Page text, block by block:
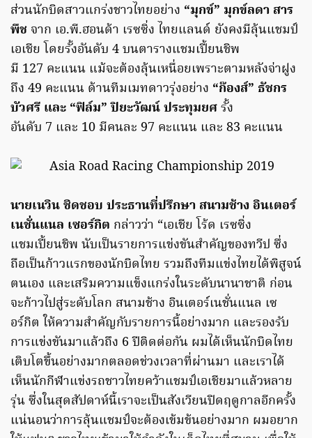
ส่วนนักบิดสาวแกร่งชาวไทยอย่าง “มุกข์” มุกข์ลดา สาร
พืช จาก เอ.พี.ฮอนด้า เรซซิ่ง ไทยแลนด์ ยังคงมีลุ้นแชมป์
เอเชีย โดยรั้งอันดับ 4 บนตารางแชมเปี้ยนชิพ
มี 127 คะแนน แม้จะต้องลุ้นเหนื่อยเพราะตามหลังจ่าฝูง
ถึง 49 คะแนน ด้านทีมเมทดาวรุ่งอย่าง “ก๊องส์” ธัชกร
บัวศรี และ “ฟิล์ม” ปิยะวัฒน์ ประทุมยศรั้ง
อันดับ 7 และ 10 มีคนละ 97 คะแนน และ 83 คะแนน
นายเนวิน ชิดชอบ ประธานที่ปรึกษา สนามช้าง อินเตอร์
เนชั่นแนล เซอร์กิต กล่าวว่า “เอเชีย โร้ด เรซซิ่ง
แชมเปี้ยนชิพ นับเป็นรายการแข่งขันสำคัญของทวีป ซึ่ง
ถือเป็นก้าวแรกของนักบิดไทย รวมถึงทีมแข่งไทยได้พิสูจน์
ตนเอง และเสริมความแข็งแกร่งในระดับนานาชาติ ก่อน
จะก้าวไปสู่ระดับโลก สนามช้าง อินเตอร์เนชั่นแนล เซ
อร์กิต ให้ความสำคัญกับรายการนี้อย่างมาก และรองรับ
การแข่งขันมาแล้วถึง 6 ปีติดต่อกัน ผมได้เห็นนักบิดไทย
เติบโตขึ้นอย่างมากตลอดช่วงเวลาที่ผ่านมา และเราได้
เห็นนักกีฬาแข่งรถชาวไทยคว้าแชมป์เอเชียมาแล้วหลาย
รุ่น ซึ่งในสุดสัปดาห์นี้เราจะเป็นสังเวียนปิดฤดูกาลอีกครั้ง
แน่นอนว่าการลุ้นแชมป์จะต้องเข้มข้นอย่างมาก ผมอยาก